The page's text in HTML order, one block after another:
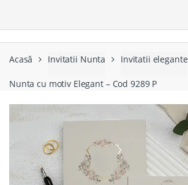
Acasă Invitatii Nunta Invitatii elegante
Nunta cu motiv Elegant – Cod 9289 P